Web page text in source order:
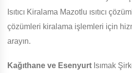
Isıtıcı Kiralama Mazotlu ısıtıcı
çözümleri kiralama işlemleri için
arayın.
Kağıthane ve Esenyurt Isımak